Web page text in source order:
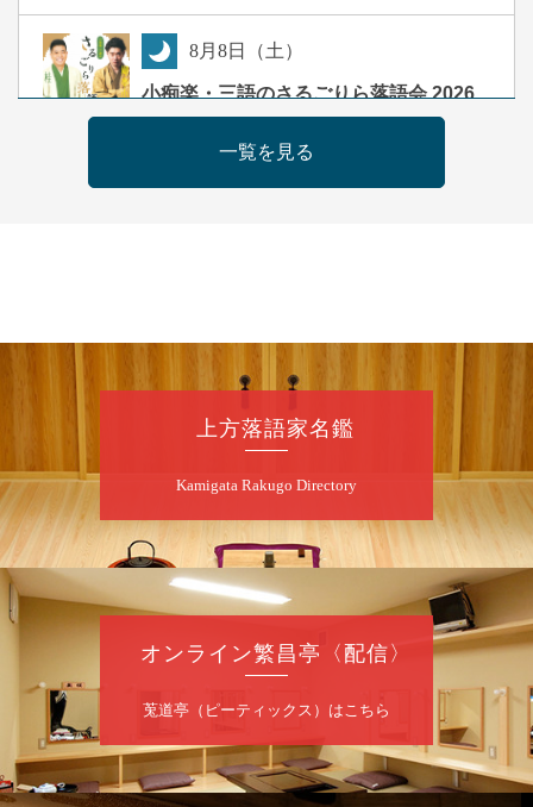
8月8日（土）
小痴楽・三語のさるごりら落語会 2026
開演：午後6時（5時30分開場）全席指定
前売3,500円 当日4,000円
第98回 桂慶枝の早起き寄席～親子の噺
スペシャル～
僧」／桂三実「ワンワン」／桂慶枝「せんた
開演：午前10時（9時30分開場）1F全席指
定 2F全席自由
前売2,000円 当日2,500円 25歳以下前売・
当日共1,000円
お問合せ：落語ファクトリー 0120-874-315
8月 9 日（日）
昼席：番組案内
桂二豆／露の瑞／桂きん太郎／いわみせいじ
（似顔絵）／桂三扇／桂文太～仲入～笑福亭
笑利／笑福亭仁福／幸助福助（漫才）／桂春
一覧を見る
上方落語家名鑑
Kamigata Rakugo Directory
オンライン繁昌亭〈配信〉
莵道亭（ピーティックス）はこちら